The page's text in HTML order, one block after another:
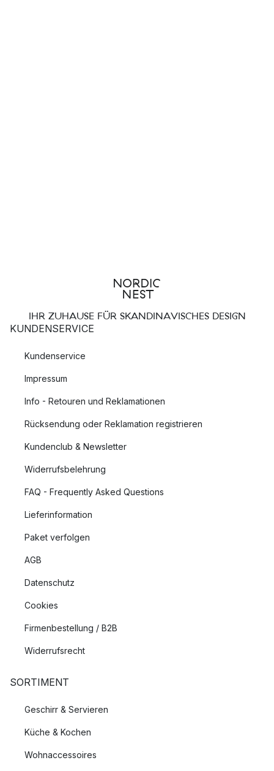
IHR ZUHAUSE FÜR SKANDINAVISCHES DESIGN
KUNDENSERVICE
Kundenservice
Impressum
Info - Retouren und Reklamationen
Rücksendung oder Reklamation registrieren
Kundenclub & Newsletter
Widerrufsbelehrung
FAQ - Frequently Asked Questions
Lieferinformation
Paket verfolgen
AGB
Datenschutz
Cookies
Firmenbestellung / B2B
Widerrufsrecht
SORTIMENT
Geschirr & Servieren
Küche & Kochen
Wohnaccessoires